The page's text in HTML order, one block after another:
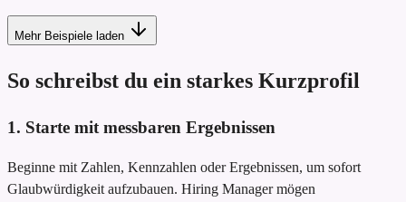
Mehr Beispiele laden
So schreibst du ein starkes Kurzprofil
1. Starte mit messbaren Ergebnissen
Beginne mit Zahlen, Kennzahlen oder Ergebnissen, um sofort
Glaubwürdigkeit aufzubauen. Hiring Manager mögen